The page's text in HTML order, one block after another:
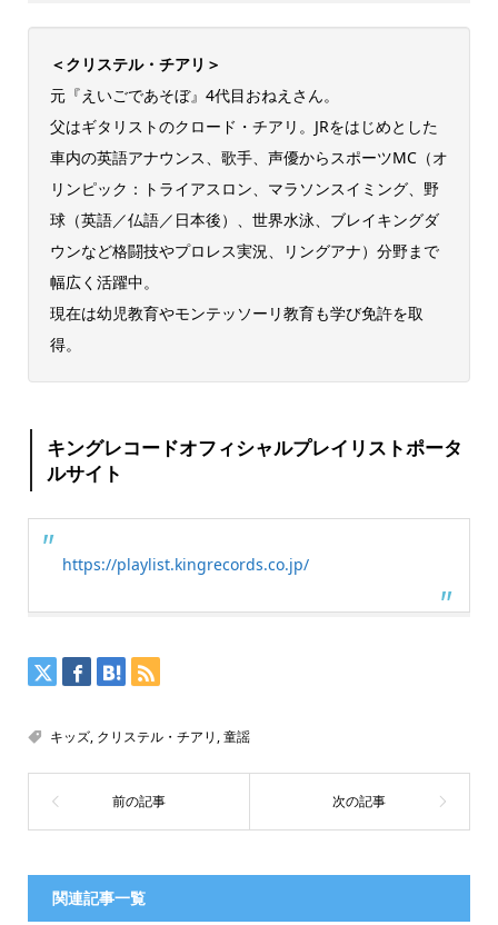
＜クリステル・チアリ＞
元『えいごであそぼ』4代目おねえさん。
父はギタリストのクロード・チアリ。JRをはじめとした
車内の英語アナウンス、歌手、声優からスポーツMC（オ
リンピック：トライアスロン、マラソンスイミング、野
球（英語／仏語／日本後）、世界水泳、ブレイキングダ
ウンなど格闘技やプロレス実況、リングアナ）分野まで
幅広く活躍中。
現在は幼児教育やモンテッソーリ教育も学び免許を取
得。
キングレコードオフィシャルプレイリストポータ
ルサイト
https://playlist.kingrecords.co.jp/
キッズ, クリステル・チアリ ,童謡
関連記事一覧